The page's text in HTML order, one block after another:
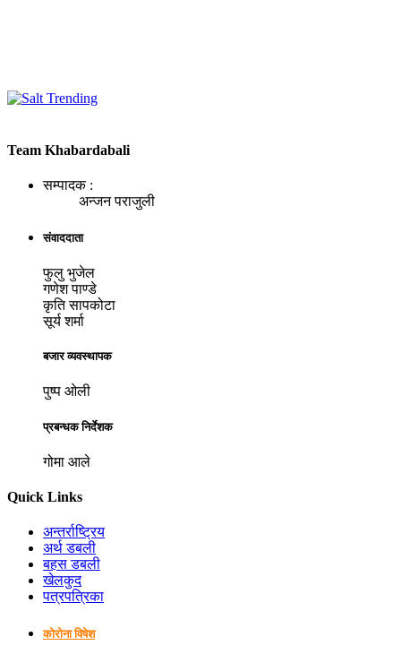
Team Khabardabali
सम्पादक :
अन्जन पराजुली
संवाददाता
फुलु भुजेल
गणेश पाण्डे
कृति सापकोटा
सूर्य शर्मा
बजार व्यवस्थापक
पुष्प ओली
प्रबन्धक निर्देशक
गोमा आले
Quick Links
अन्तर्राष्ट्रिय
अर्थ डबली
बहस डबली
खेलकुद
पत्रपत्रिका
कोरोना विषेश